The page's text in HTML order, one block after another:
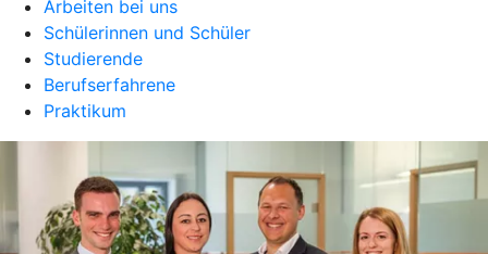
Arbeiten bei uns
Schülerinnen und Schüler
Studierende
Berufserfahrene
Praktikum